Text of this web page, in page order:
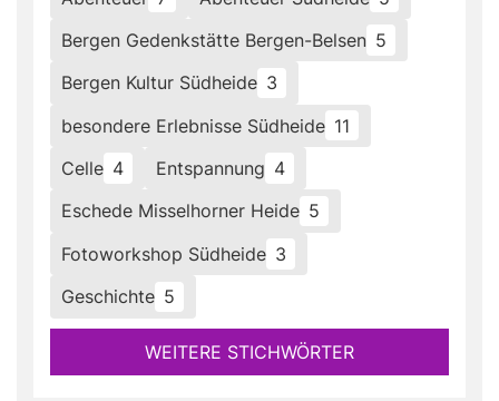
Bergen Gedenkstätte Bergen-Belsen 5
Bergen Kultur Südheide 3
besondere Erlebnisse Südheide 11
Celle 4 Entspannung 4
Eschede Misselhorner Heide 5
Fotoworkshop Südheide 3
Geschichte 5
WEITERE STICHWÖRTER